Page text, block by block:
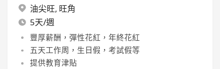
油尖旺, 旺角
5天/週
豐厚薪酬，彈性花紅，年終花紅
五天工作周，生日假，考試假等
提供教育津貼